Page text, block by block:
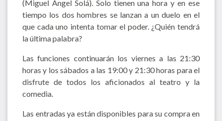
(Miguel Ángel Solá). Solo tienen una hora y en ese
tiempo los dos hombres se lanzan a un duelo en el
que cada uno intenta tomar el poder. ¿Quién tendrá
la última palabra?
Las funciones continuarán los viernes a las 21:30
horas y los sábados a las 19:00 y 21:30 horas para el
disfrute de todos los aficionados al teatro y la
comedia.
Las entradas ya están disponibles para su compra en